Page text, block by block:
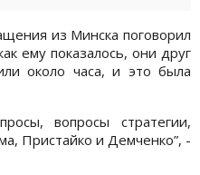
из Минска поговорил
ему показалось, они друг
около часа, и это была
вопросы стратегии,
Пристайко и Демченко”, -